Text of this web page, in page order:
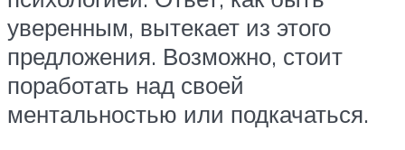
уверенным, вытекает из этого
предложения. Возможно, стоит
поработать над своей
ментальностью или подкачаться.